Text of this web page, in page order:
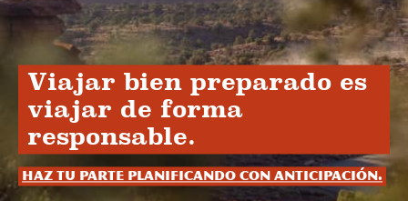
Viajar bien preparado es
viajar de forma
responsable.
Haz tu parte planificando con anticipación.